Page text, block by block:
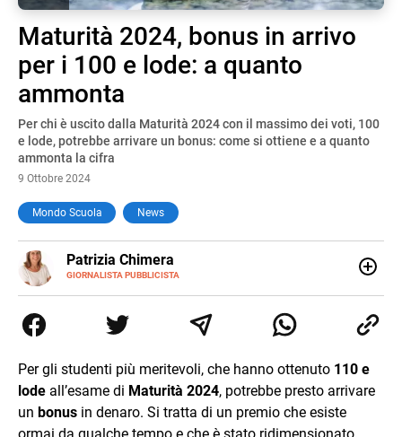
Maturità 2024, bonus in arrivo
per i 100 e lode: a quanto
ammonta
Per chi è uscito dalla Maturità 2024 con il massimo dei voti, 100
e lode, potrebbe arrivare un bonus: come si ottiene e a quanto
ammonta la cifra
9 Ottobre 2024
Mondo Scuola News
Patrizia Chimera
GIORNALISTA PUBBLICISTA
E-
MAIL
LINKEDIN
collaborato con grandi gruppi editoriali e agenzie di
comunicazione specializzandosi nella scrittura di articoli
Per gli studenti più meritevoli, che hanno ottenuto 110 e
lode all’esame di Maturità 2024, potrebbe presto arrivare
un bonus in denaro. Si tratta di un premio che esiste